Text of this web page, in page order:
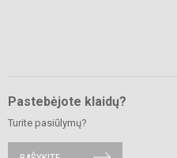
Pastebėjote klaidų?
Turite pasiūlymų?